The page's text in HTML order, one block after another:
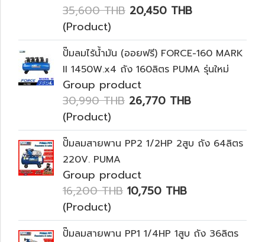
35,600 THB 20,450 THB
(Product)
ปั๊มลมไร้น้ำมัน (ออยฟรี) FORCE-160 MARK
II 1450W.x4 ถัง 160ลิตร PUMA รุ่นใหม่
Group product
30,990 THB 26,770 THB
(Product)
ปั๊มลมสายพาน PP2 1/2HP 2สูบ ถัง 64ลิตร
220V. PUMA
Group product
16,200 THB 10,750 THB
(Product)
ปั๊มลมสายพาน PP1 1/4HP 1สูบ ถัง 36ลิตร